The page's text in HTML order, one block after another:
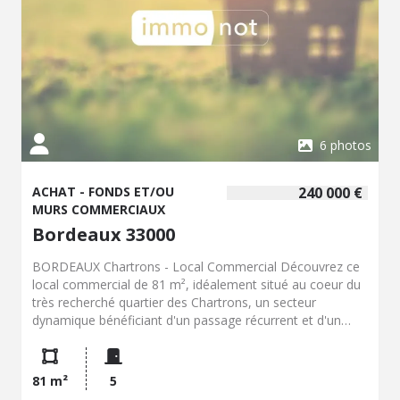
6 photos
240 000 €
ACHAT - FONDS ET/OU
MURS COMMERCIAUX
Bordeaux 33000
BORDEAUX Chartrons - Local Commercial Découvrez ce
local commercial de 81 m², idéalement situé au coeur du
très recherché quartier des Chartrons, un secteur
dynamique bénéficiant d'un passage récurrent et d'un
local, en bon état général, offre un espace clair et
fonctionnel, avec une vitrine de 2 mètres de long
permettant une visibilité appréciable pour toute activité
81 m² 5